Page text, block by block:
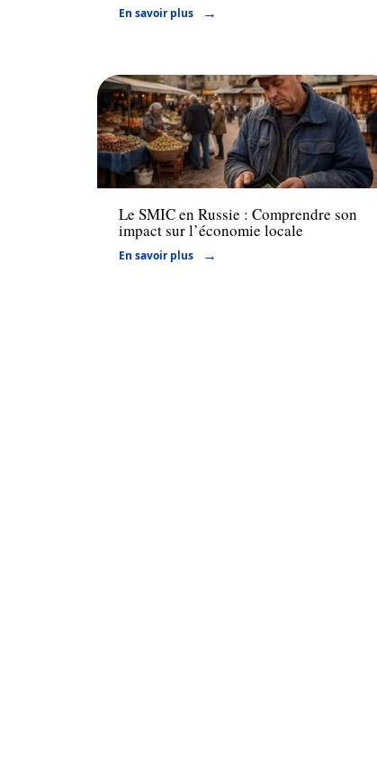
En savoir plus
Actu
Le SMIC en Russie : Comprendre son
impact sur l’économie locale
En savoir plus